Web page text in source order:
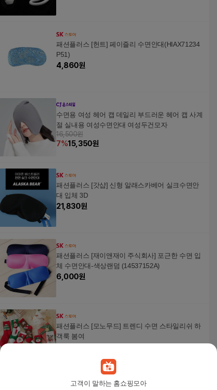
고객이 말하는 홈쇼핑모아
패션플러스 [헌트] 페이즐리 수면안대(HIAX71234
P51)
4,860원
수면용 여성 헤어 캡 데일리 부드러운 헤어 캡 사계
절 실내용 여성수면안대 여성두건모자
16,500원
7%15,350원
패션플러스 [갓샵] 신형 알래스카베어 실크수면안
대 입체 3D
21,830원
패션플러스 [재이앤재이 주식회사] 포근한 수면 입
체 수면안대-색상랜덤 (14537152A)
6,000원
패션플러스 [모노무드] 트렌디 수면 스타일리쉬 하
객룩 봄여